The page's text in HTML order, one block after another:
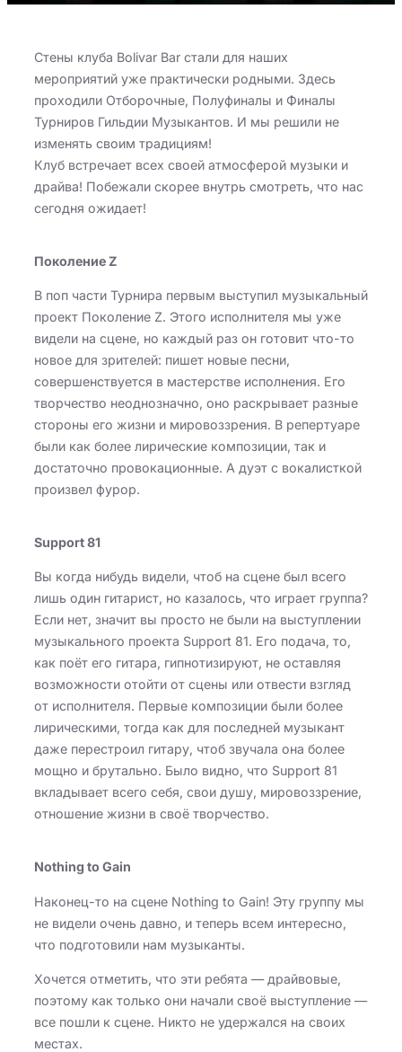
Стены клуба Bolivar Bar стали для наших
мероприятий уже практически родными. Здесь
проходили Отборочные, Полуфиналы и Финалы
Турниров Гильдии Музыкантов. И мы решили не
изменять своим традициям!
Клуб встречает всех своей атмосферой музыки и
драйва! Побежали скорее внутрь смотреть, что нас
сегодня ожидает!
Поколение Z
В поп части Турнира первым выступил музыкальный
проект Поколение Z. Этого исполнителя мы уже
видели на сцене, но каждый раз он готовит что-то
новое для зрителей: пишет новые песни,
совершенствуется в мастерстве исполнения. Его
творчество неоднозначно, оно раскрывает разные
стороны его жизни и мировоззрения. В репертуаре
были как более лирические композиции, так и
достаточно провокационные. А дуэт с вокалисткой
произвел фурор.
Support 81
Вы когда нибудь видели, чтоб на сцене был всего
лишь один гитарист, но казалось, что играет группа?
Если нет, значит вы просто не были на выступлении
музыкального проекта Support 81. Его подача, то,
как поёт его гитара, гипнотизируют, не оставляя
возможности отойти от сцены или отвести взгляд
от исполнителя. Первые композиции были более
лирическими, тогда как для последней музыкант
даже перестроил гитару, чтоб звучала она более
мощно и брутально. Было видно, что Support 81
вкладывает всего себя, свои душу, мировоззрение,
отношение жизни в своё творчество.
Nothing to Gain
Наконец-то на сцене Nothing to Gain! Эту группу мы
не видели очень давно, и теперь всем интересно,
что подготовили нам музыканты.
Хочется отметить, что эти ребята — драйвовые,
поэтому как только они начали своё выступление —
все пошли к сцене. Никто не удержался на своих
местах.